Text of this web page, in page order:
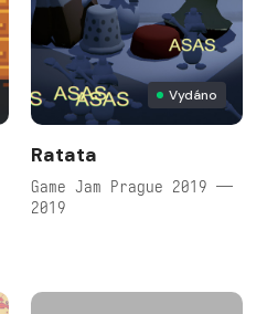
Vydáno
Ratata
Game Jam Prague 2019 —
2019